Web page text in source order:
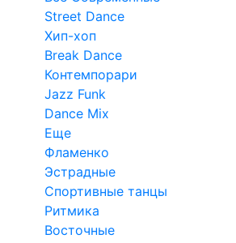
Street Dance
Хип-хоп
Break Dance
Контемпорари
Jazz Funk
Dance Mix
Еще
Фламенко
Эстрадные
Спортивные танцы
Ритмика
Восточные